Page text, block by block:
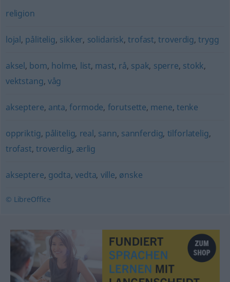
religion
lojal, pålitelig, sikker, solidarisk,trofast,troverdig,trygg
aksel, bom, holme, list, mast, rå, spak, sperre, stokk,
vektstang, våg
akseptere, anta,formode, forutsette, mene, tenke
oppriktig, pålitelig, real, sann, sannferdig, tilforlatelig,
trofast,troverdig, ærlig
akseptere, godta,vedta, ville, ønske
© LibreOffice